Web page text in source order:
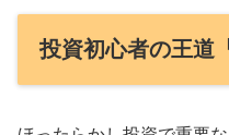
投資初心者の王道